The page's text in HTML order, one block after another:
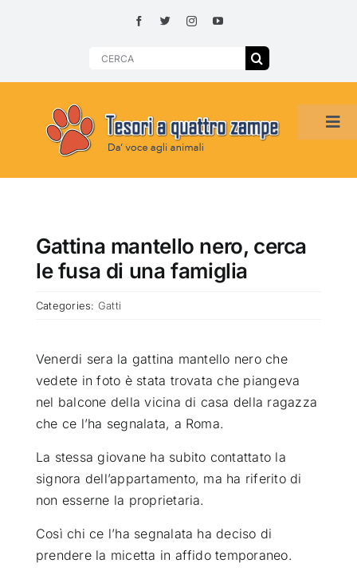
Search
HOME
CHI SIAMO
RUBRICHE
Gattina mantello nero, cerca
le fusa di una famiglia
Categories: Gatti
Venerdi sera la gattina mantello nero che
vedete in foto è stata trovata che piangeva
nel balcone della vicina di casa della ragazza
che ce l’ha segnalata, a Roma.
La stessa giovane ha subito contattato la
signora dell’appartamento, ma ha riferito di
non esserne la proprietaria.
Così chi ce l’ha segnalata ha deciso di
prendere la micetta in affido temporaneo.